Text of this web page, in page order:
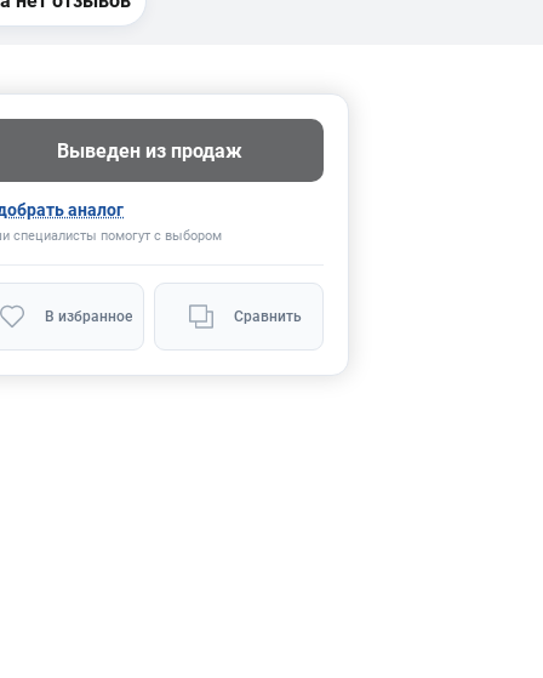
Выведен из продаж
аналог
специалисты помогут с выбором
В избранное Сравнить